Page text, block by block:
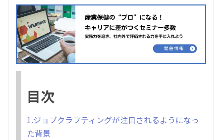
目次
1.ジョブクラフティングが注目されるようになっ
た背景